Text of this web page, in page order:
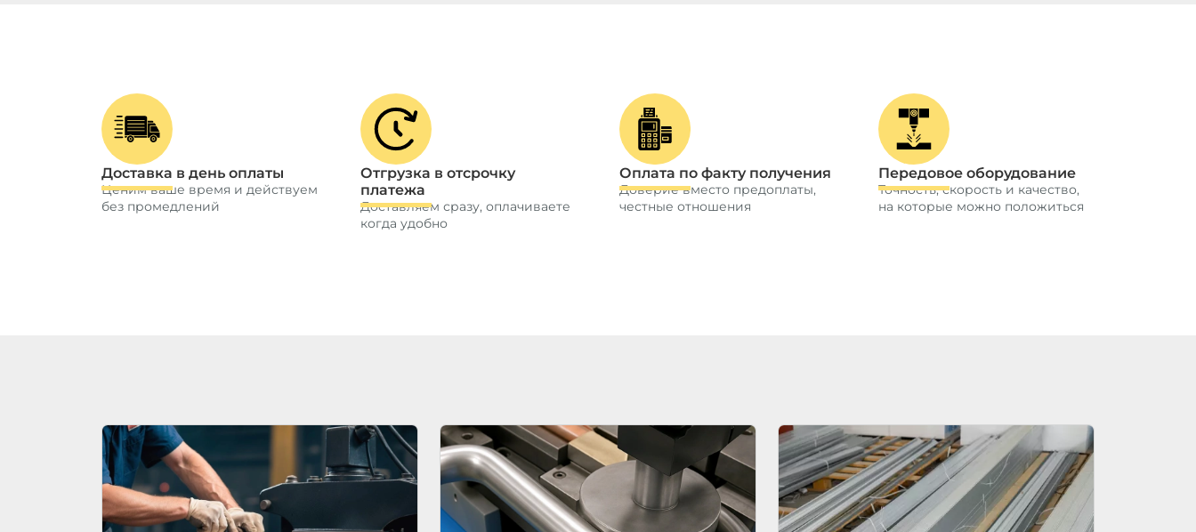
Доставка в день оплаты
Ценим ваше время и действуем
без промедлений
Отгрузка в отсрочку
платежа
Доставляем сразу, оплачиваете
когда удобно
Оплата по факту получения
Доверие вместо предоплаты,
честные отношения
Передовое оборудование
Точность, скорость и качество,
на которые можно положиться